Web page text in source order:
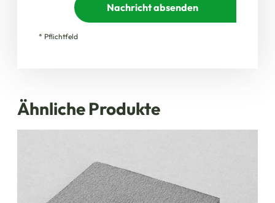
Nachricht absenden
* Pflichtfeld
Ähnliche Produkte